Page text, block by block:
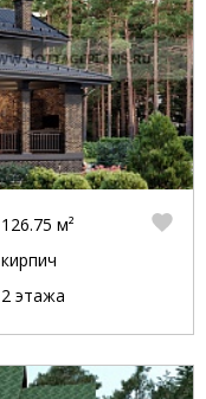
126.75 м²
кирпич
2 этажа